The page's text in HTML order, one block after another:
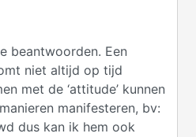
beantwoorden. Een
niet altijd op tijd
met de ‘attitude’ kunnen
manifesteren, bv:
dus kan ik hem ook